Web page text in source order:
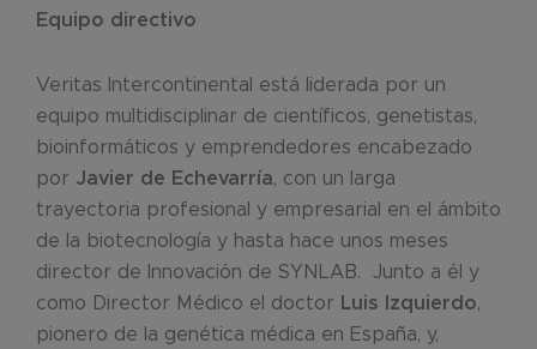
Equipo directivo
Veritas Intercontinental está liderada por un
equipo multidisciplinar de científicos, genetistas,
bioinformáticos y emprendedores encabezado
por Javier de Echevarría, con un larga
trayectoria profesional y empresarial en el ámbito
de la biotecnología y hasta hace unos meses
director de Innovación de SYNLAB. Junto a él y
como Director Médico el doctor Luis Izquierdo,
pionero de la genética médica en España, y,